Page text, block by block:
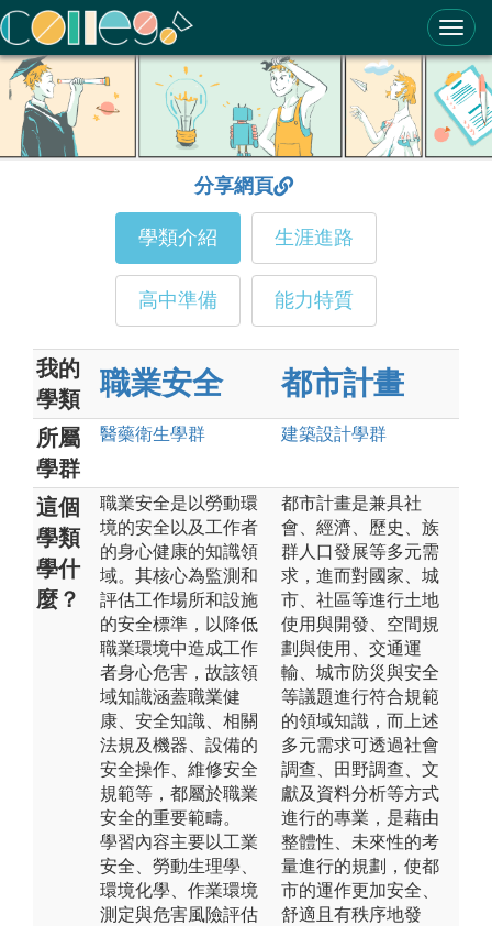
ColleGo! 大學選才與高中育才輔助系統
分享網頁
學類介紹 生涯進路
高中準備 能力特質
我的
學類
職業安全 都市計畫
所屬
學群
醫藥衛生學群 建築設計學群
這個
學類
學什
麼？
職業安全是以勞動環
境的安全以及工作者
的身心健康的知識領
域。其核心為監測和
評估工作場所和設施
的安全標準，以降低
職業環境中造成工作
者身心危害，故該領
域知識涵蓋職業健
康、安全知識、相關
法規及機器、設備的
安全操作、維修安全
規範等，都屬於職業
安全的重要範疇。
學習內容主要以工業
安全、勞動生理學、
環境化學、作業環境
測定與危害風險評估
都市計畫是兼具社
會、經濟、歷史、族
群人口發展等多元需
求，進而對國家、城
市、社區等進行土地
使用與開發、空間規
劃與使用、交通運
輸、城市防災與安全
等議題進行符合規範
的領域知識，而上述
多元需求可透過社會
調查、田野調查、文
獻及資料分析等方式
進行的專業，是藉由
整體性、未來性的考
量進行的規劃，使都
市的運作更加安全、
舒適且有秩序地發